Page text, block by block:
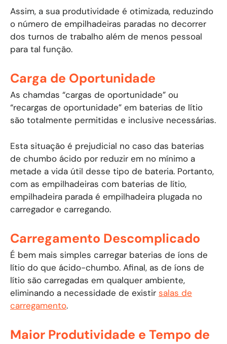
Assim, a sua produtividade é otimizada, reduzindo
o número de empilhadeiras paradas no decorrer
dos turnos de trabalho além de menos pessoal
para tal função.
Carga de Oportunidade
As chamdas “cargas de oportunidade” ou
“recargas de oportunidade” em baterias de lítio
são totalmente permitidas e inclusive necessárias.
Esta situação é prejudicial no caso das baterias
de chumbo ácido por reduzir em no mínimo a
metade a vida útil desse tipo de bateria. Portanto,
com as empilhadeiras com baterias de lítio,
empilhadeira parada é empilhadeira plugada no
carregador e carregando.
Carregamento Descomplicado
É bem mais simples carregar baterias de íons de
lítio do que ácido-chumbo. Afinal, as de íons de
lítio são carregadas em qualquer ambiente,
eliminando a necessidade de existir salas de
carregamento.
Maior Produtividade e Tempo de